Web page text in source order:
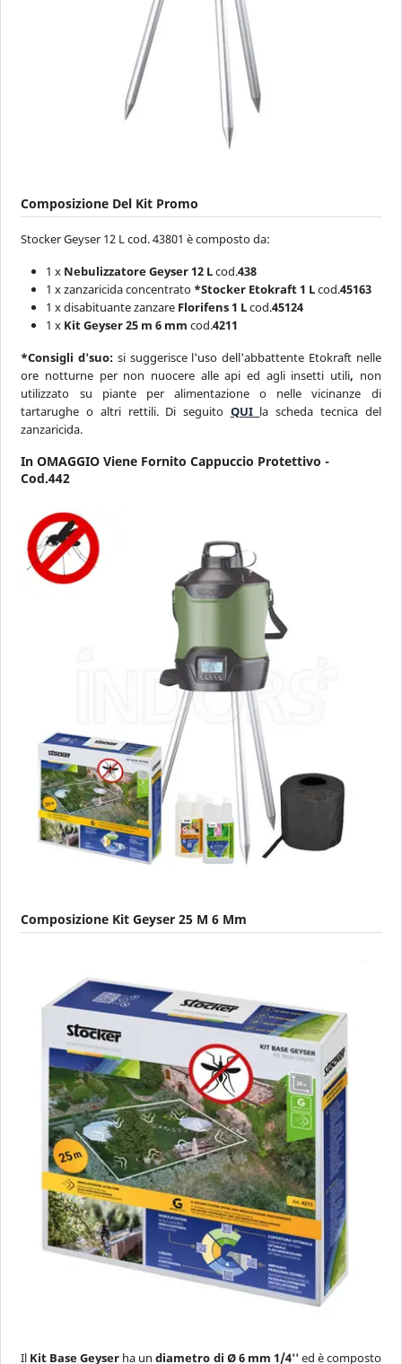
Composizione Del Kit Promo
Stocker Geyser 12 L cod. 43801 è composto da:
1 x Nebulizzatore Geyser 12 Lcod.438
1 x zanzaricida concentrato *Stocker Etokraft 1 Lcod.45163
1 x disabituante zanzare Florifens 1 Lcod.45124
1 x Kit Geyser 25 m 6 mm cod.4211
*Consigli d'suo: si suggerisce l'uso dell'abbattente Etokraft nelle
ore notturne per non nuocere alle api ed agli insetti utili, non
utilizzato su piante per alimentazione o nelle vicinanze di
tartarughe o altri rettili. Di seguito QUI la scheda tecnica del
zanzaricida.
InOMAGGIO Viene FornitoCappuccio Protettivo -
Cod.442
Composizione Kit Geyser 25 M 6 Mm
Il Kit Base Geyser ha undiametro di Ø 6 mm 1/4''ed è composto